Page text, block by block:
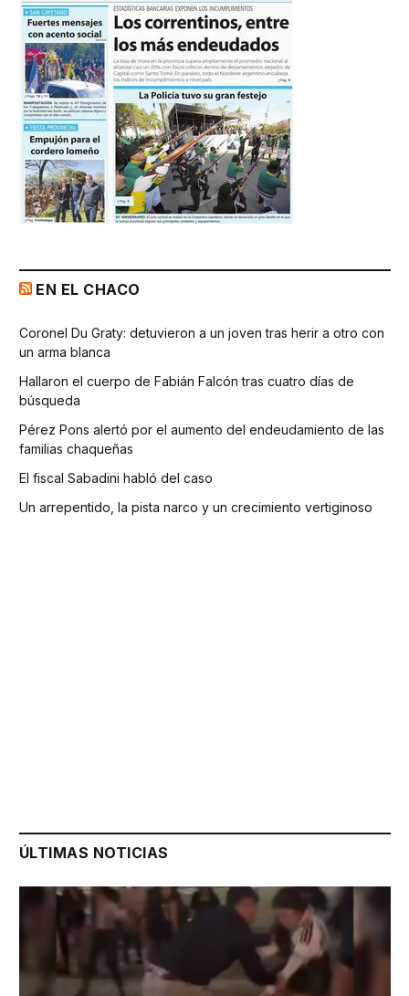
EN EL CHACO
Coronel Du Graty: detuvieron a un joven tras herir a otro con
un arma blanca
Hallaron el cuerpo de Fabián Falcón tras cuatro días de
búsqueda
Pérez Pons alertó por el aumento del endeudamiento de las
familias chaqueñas
El fiscal Sabadini habló del caso
Un arrepentido, la pista narco y un crecimiento vertiginoso
ÚLTIMAS NOTICIAS